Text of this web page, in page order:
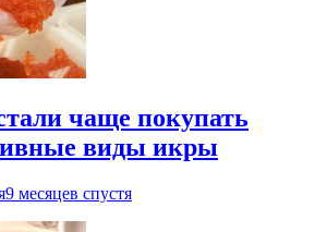
чаще покупать
виды икры
9 месяцев спустя